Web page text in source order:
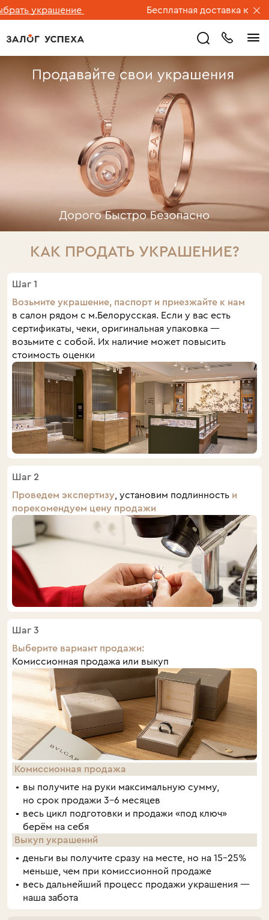
Бесплатная доставка ювелирных
КАК ПРОДАТЬ УКРАШЕНИЕ?
Шаг 1
Возьмите украшение, паспорт и приезжайте к нам
в салон рядом с м.Белорусская. Если у вас есть
сертификаты, чеки, оригинальная упаковка —
возьмите с собой. Их наличие может повысить
стоимость оценки
Шаг 2
Проведем экспертизу , установим подлинность и
порекомендуем цену продажи
Шаг 3
Выберите вариант продажи:
Комиссионная продажа или выкуп
Комиссионная продажа
вы получите на руки максимальную сумму,
но срок продажи 3–6 месяцев
весь цикл подготовки и продажи «под ключ»
берём на себя
Выкуп украшений
деньги вы получите сразу на месте, но на 15–25%
меньше, чем при комиссионной продаже
весь дальнейший процесс продажи украшения —
наша забота